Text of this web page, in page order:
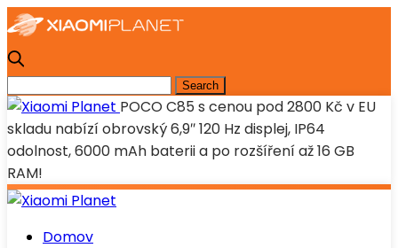
POCO C85 s cenou pod 2800 Kč v EU
skladu nabízí obrovský 6,9″ 120 Hz displej, IP64
odolnost, 6000 mAh baterii a po rozšíření až 16 GB
RAM!
Domov